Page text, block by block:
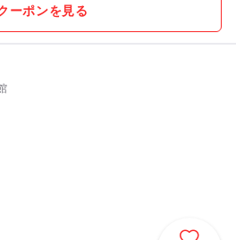
ーポンを見る